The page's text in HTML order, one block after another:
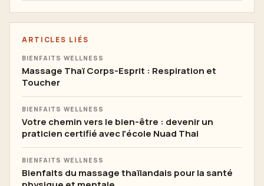
ARTICLES LIÉS
BIENFAITS WELLNESS
Massage Thaï Corps-Esprit : Respiration et
Toucher
BIENFAITS WELLNESS
Votre chemin vers le bien-être : devenir un
praticien certifié avec l'école Nuad Thai
BIENFAITS WELLNESS
Bienfaits du massage thaïlandais pour la santé